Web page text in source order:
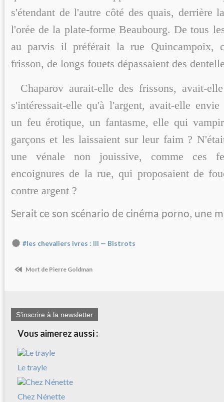
s'étendant de l'autre côté des quais, derrière
l'orée de la plate-forme Beaubourg. De tous
au parvis il préférait la rue Quincampoix,
frisson, de longs fouets dépassaient des
Chaparov aurait-elle des frissons, avait-
s'intéressait-elle qu'à l'argent, avait-elle
un feu érotique, un fantasme, elle qui
garçons et les laissaient sur leur faim ?
une vénale non jouissive, comme ces
encoignures de la rue, qui proposaient de
contre argent ?
Serait ce son scénario de cinéma porno, une
#les chevaliers ivres : III — Bistrots
Mort de Pierre Goldman
S'inscrire à la newsletter
Vous aimerez aussi :
Le trayle
Chez Nénette